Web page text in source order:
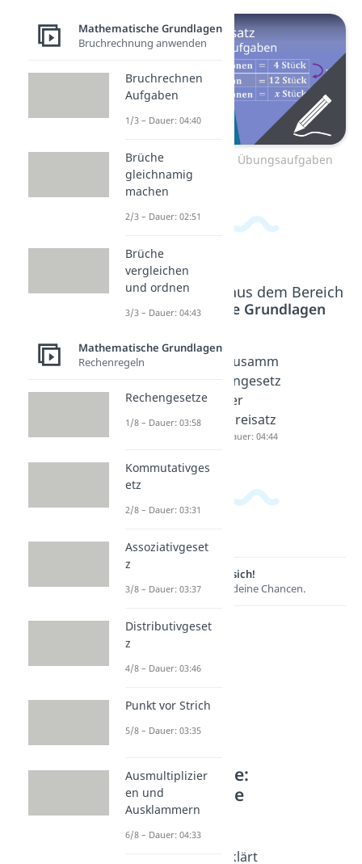
Zum Video: Dreisatz Übungsaufgaben
Beliebte Inhalte aus dem Bereich
Mathematische Grundlagen
Antiprop
Dreisatz
n
Dauer: 04:21
Zusamm
engesetz
ter
Dreisatz
Dauer: 04:44
Lernen lohnt sich!
Entdecke hier deine Chancen.
Weitere Inhalte:
Mathematische
Grundlagen
Dreisatz
Dreisatz einfach erklärt
Mathematische Grundlagen
Bruchrechnung anwenden
Bruchrechnen
Aufgaben
1/3 – Dauer: 04:40
Brüche
gleichnamig
machen
2/3 – Dauer: 02:51
Brüche
vergleichen
und ordnen
3/3 – Dauer: 04:43
Mathematische Grundlagen
Rechenregeln
Rechengesetze
1/8 – Dauer: 03:58
Kommutativges
etz
2/8 – Dauer: 03:31
Assoziativgeset
z
3/8 – Dauer: 03:37
Distributivgeset
z
4/8 – Dauer: 03:46
Punkt vor Strich
5/8 – Dauer: 03:35
Ausmultiplizier
en und
Ausklammern
6/8 – Dauer: 04:33